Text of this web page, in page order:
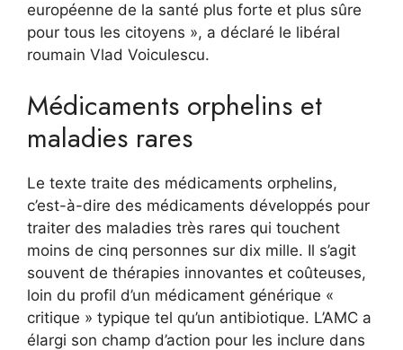
européenne de la santé plus forte et plus sûre
pour tous les citoyens », a déclaré le libéral
roumain Vlad Voiculescu.
Médicaments orphelins et
maladies rares
Le texte traite des médicaments orphelins,
c’est-à-dire des médicaments développés pour
traiter des maladies très rares qui touchent
moins de cinq personnes sur dix mille. Il s’agit
souvent de thérapies innovantes et coûteuses,
loin du profil d’un médicament générique «
critique » typique tel qu’un antibiotique. L’AMC a
élargi son champ d’action pour les inclure dans